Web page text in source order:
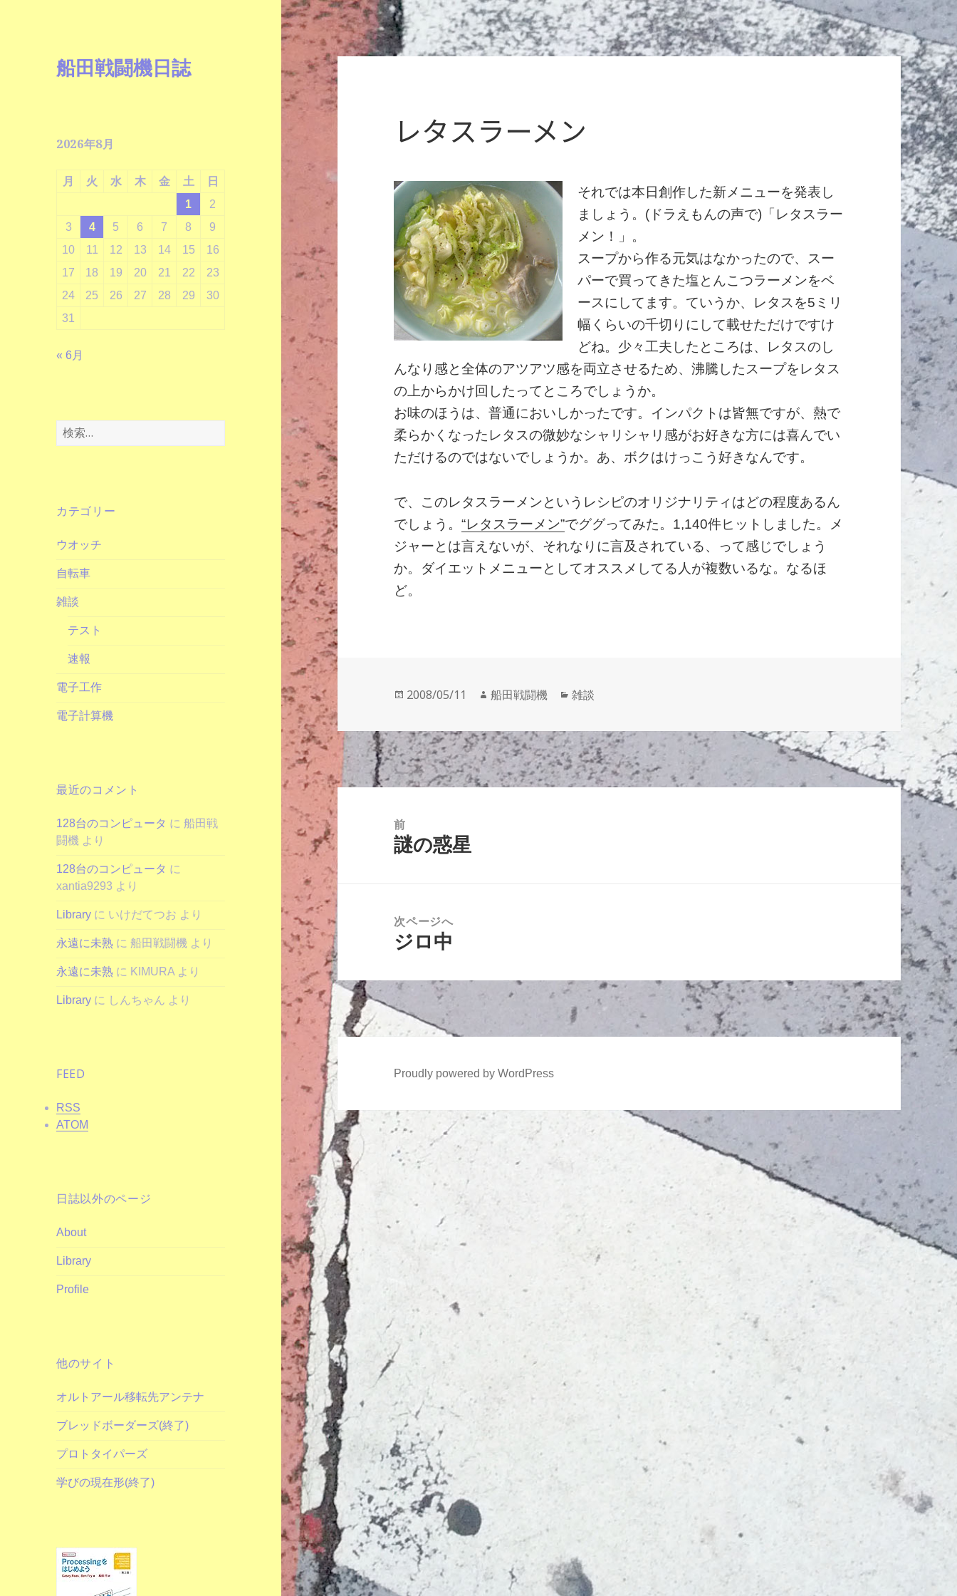
船田戦闘機日誌
2026年8月
月 火 水 木 金 土
日
1
2
3
4 5 6 7 8
9
10
11 12 13 14 15
16
17
18 19 20 21 22
23
24
25 26 27 28 29
30
31
« 6月
検
索:
カテゴリー
ウオッチ
自転車
雑談
テスト
速報
電子工作
電子計算機
最近のコメント
128台のコンピュータ に船田戦
闘機 より
128台のコンピュータ に
xantia9293 より
Library に いけだてつお より
永遠に未熟 に船田戦闘機 より
永遠に未熟 に KIMURA より
Library に しんちゃん より
FEED
RSS
ATOM
日誌以外のページ
About
Library
Profile
他のサイト
オルトアール移転先アンテナ
ブレッドボーダーズ(終了)
プロトタイパーズ
学びの現在形(終了)
レタスラーメン
それでは本日創作した新メニューを発表し
ましょう。(ドラえもんの声で)「レタスラー
メン！」。
スープから作る元気はなかったので、スー
パーで買ってきた塩とんこつラーメンをベ
ースにしてます。ていうか、レタスを5ミリ
幅くらいの千切りにして載せただけですけ
どね。少々工夫したところは、レタスのし
んなり感と全体のアツアツ感を両立させるため、沸騰したスープをレタス
の上からかけ回したってところでしょうか。
お味のほうは、普通においしかったです。インパクトは皆無ですが、熱で
柔らかくなったレタスの微妙なシャリシャリ感がお好きな方には喜んでい
ただけるのではないでしょうか。あ、ボクはけっこう好きなんです。
で、このレタスラーメンというレシピのオリジナリティはどの程度あるん
でしょう。“レタスラーメン”でググってみた。1,140件ヒットしました。メ
ジャーとは言えないが、それなりに言及されている、って感じでしょう
か。ダイエットメニューとしてオススメしてる人が複数いるな。なるほ
ど。
投
日:
2008/05/11
作
者
船田戦闘機
カ
ゴ
リ
ー
雑談
投
ー
シ
ョ
前
前
謎の惑星
次ページへ
次
投
稿:
ジロ中
Proudly powered by WordPress